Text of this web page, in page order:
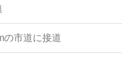
の市道に接道